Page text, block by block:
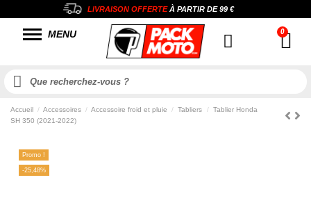
LIVRAISON OFFERTEÀ PARTIR DE99 €
MENU
Accueil Accessoires Accessoire froid et pluie Tabliers
Tablier Honda
SH 350 (2021-2022)
Promo !
-25,48%